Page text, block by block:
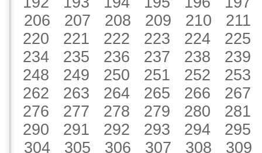
206
207 208 209 210
211
220
221 222 223 224
225
234
235 236 237 238
239
248
249 250 251 252
253
262
263 264 265 266
267
276
277 278 279 280
281
290
291 292 293 294
295
304
305 306 307 308
309